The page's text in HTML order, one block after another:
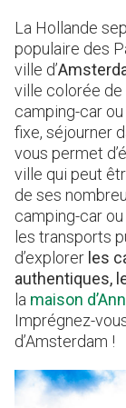
La Hollande
populaire des
ville d’
ville colorée de
camping-car
fixe, séjourner
vous permet
ville qui peut
de ses
camping-car
les transports
d’explorer les
authentiques,
la maison
Imprégnez-
d’Amsterdam !